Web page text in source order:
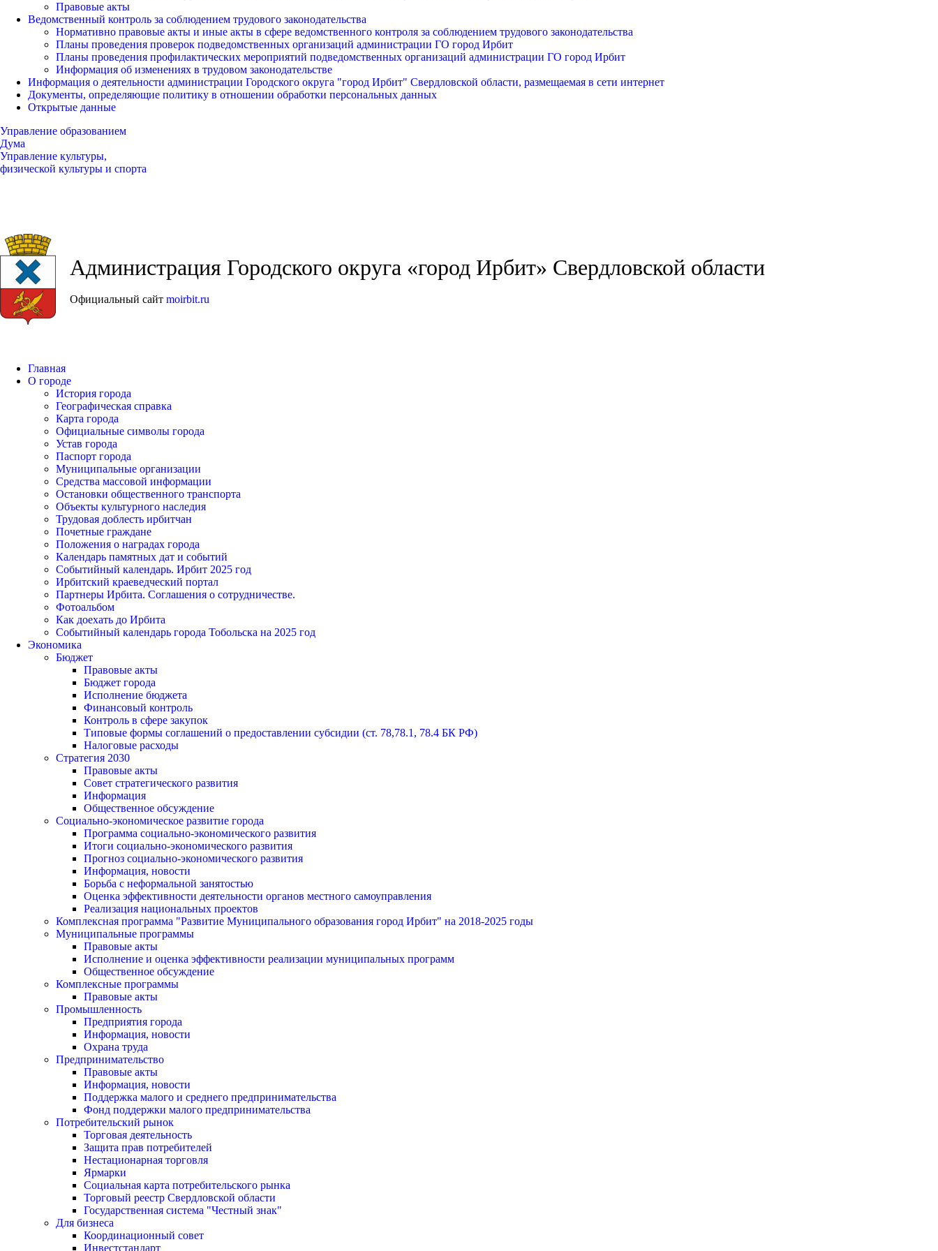
Правовые акты
Ведомственный контроль за соблюдением трудового законодательства
Нормативно правовые акты и иные акты в сфере ведомственного контроля за соблюдением трудового законодательства
Планы проведения проверок подведомственных организаций администрации ГО город Ирбит
Планы проведения профилактических мероприятий подведомственных организаций администрации ГО город Ирбит
Информация об изменениях в трудовом законодательстве
Информация о деятельности администрации Городского округа "город Ирбит" Свердловской области, размещаемая в сети интернет
Документы, определяющие политику в отношении обработки персональных данных
Открытые данные
Управление образованием
Дума
Управление культуры,
физической культуры и спорта
Администрация Городского округа «город Ирбит» Свердловской области
Официальный сайт moirbit.ru
Главная
О городе
История города
Географическая справка
Карта города
Официальные символы города
Устав города
Паспорт города
Муниципальные организации
Средства массовой информации
Остановки общественного транспорта
Объекты культурного наследия
Трудовая доблесть ирбитчан
Почетные граждане
Положения о наградах города
Календарь памятных дат и событий
Событийный календарь. Ирбит 2025 год
Ирбитский краеведческий портал
Партнеры Ирбита. Соглашения о сотрудничестве.
Фотоальбом
Как доехать до Ирбита
Событийный календарь города Тобольска на 2025 год
Экономика
Бюджет
Правовые акты
Бюджет города
Исполнение бюджета
Финансовый контроль
Контроль в сфере закупок
Типовые формы соглашений о предоставлении субсидии (ст. 78,78.1, 78.4 БК РФ)
Налоговые расходы
Стратегия 2030
Правовые акты
Совет стратегического развития
Информация
Общественное обсуждение
Социально-экономическое развитие города
Программа социально-экономического развития
Итоги социально-экономического развития
Прогноз социально-экономического развития
Информация, новости
Борьба с неформальной занятостью
Оценка эффективности деятельности органов местного самоуправления
Реализация национальных проектов
Комплексная программа "Развитие Муниципального образования город Ирбит" на 2018-2025 годы
Муниципальные программы
Правовые акты
Исполнение и оценка эффективности реализации муниципальных программ
Общественное обсуждение
Комплексные программы
Правовые акты
Промышленность
Предприятия города
Информация, новости
Охрана труда
Предпринимательство
Правовые акты
Информация, новости
Поддержка малого и среднего предпринимательства
Фонд поддержки малого предпринимательства
Потребительский рынок
Торговая деятельность
Защита прав потребителей
Нестационарная торговля
Ярмарки
Социальная карта потребительского рынка
Торговый реестр Свердловской области
Государственная система "Честный знак"
Для бизнеса
Координационный совет
Инвестстандарт